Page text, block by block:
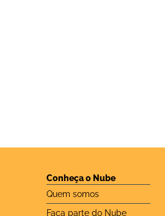
Conheça o Nube
Quem somos
Faça parte do Nube